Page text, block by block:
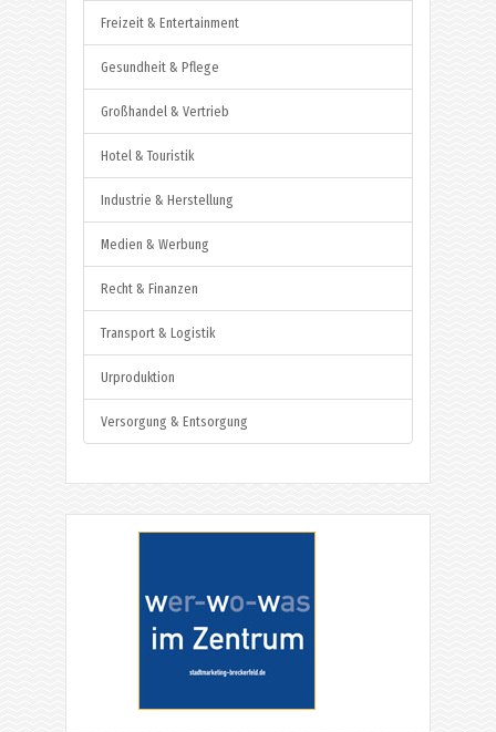
Freizeit & Entertainment
Gesundheit & Pflege
Großhandel & Vertrieb
Hotel & Touristik
Industrie & Herstellung
Medien & Werbung
Recht & Finanzen
Transport & Logistik
Urproduktion
Versorgung & Entsorgung